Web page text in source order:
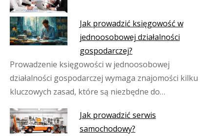
Jak prowadzić księgowość w
jednoosobowej działalności
gospodarczej?
Prowadzenie księgowości w jednoosobowej
działalności gospodarczej wymaga znajomości kilku
kluczowych zasad, które są niezbędne do…
Jak prowadzić serwis
samochodowy?